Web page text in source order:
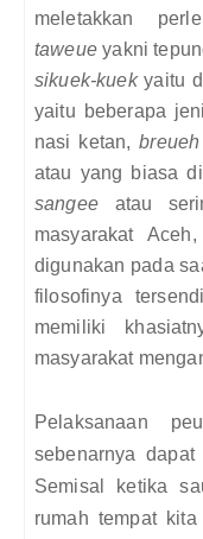
meletakkan
taweueyakni
sikuek-kuekyaitu
yaitu beberapa
nasi ketan,
atau yang biasa
sangeeatau
masyarakat
digunakan pada
filosofinya
memiliki
masyarakat
Pelaksanaan
sebenarnya dapat
Semisal ketika
rumah tempat